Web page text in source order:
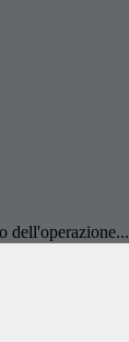
dell'operazione...